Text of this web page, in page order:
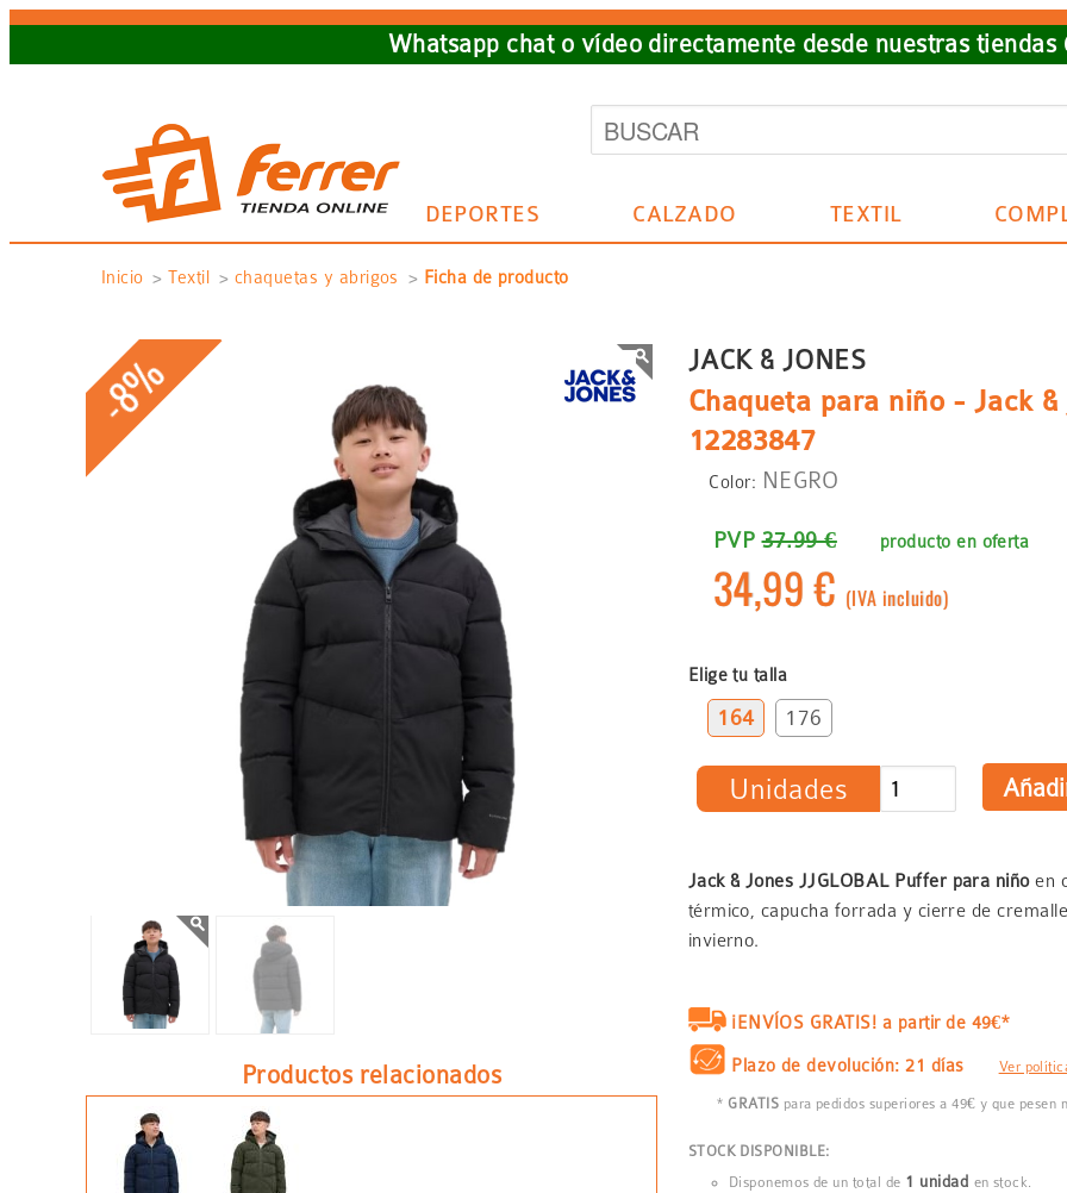
to
Whatsapp chat o vídeo directamente desde nuestras tiendas
DEPORTES CALZADO TEXTIL
Sobrescribir
de
ayuda
a
Inicio Textil chaquetas y abrigos Ficha de producto
-8%
Productos relacionados
JACK & JONES
Chaqueta para niño - Jack
12283847
Color: NEGRO
PVP37.99 € producto en oferta
34,99 € (IVA incluido)
Elige tu talla
164 176
Unidades
Jack & Jones JJGLOBAL Puffer para niñoen
térmico, capucha forrada y cierre de
invierno.
¡ENVÍOS GRATIS! a partir de 49€*
Plazo de devolución: 21 días Ver
* GRATIS para pedidos superiores a 49€ y que pesen
STOCK DISPONIBLE:
Disponemos de un total de 1 unidad en stock.